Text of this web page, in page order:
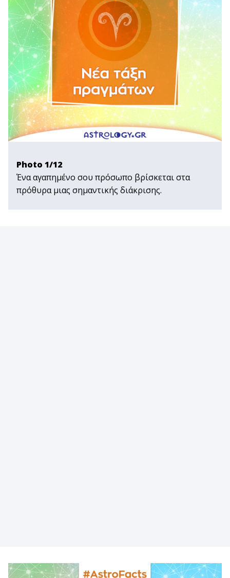
Photo 1/12
Ένα αγαπημένο σου πρόσωπο βρίσκεται στα
πρόθυρα μιας σημαντικής διάκρισης.